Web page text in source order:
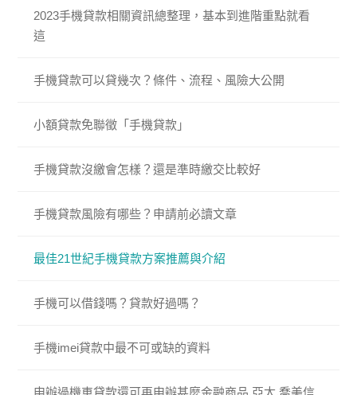
2023手機貸款相關資訊總整理，基本到進階重點就看
這
手機貸款可以貸幾次？條件、流程、風險大公開
小額貸款免聯徵「手機貸款」
手機貸款沒繳會怎樣？還是準時繳交比較好
手機貸款風險有哪些？申請前必讀文章
最佳21世紀手機貸款方案推薦與介紹
手機可以借錢嗎？貸款好過嗎？
手機imei貸款中最不可或缺的資料